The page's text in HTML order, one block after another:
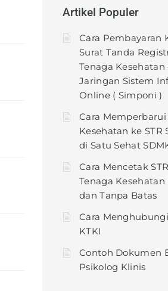
Artikel Populer
Cara Pembayaran
Surat Tanda
Tenaga Kesehatan
Jaringan Sistem
Online ( Simponi )
Cara Memperbarui
Kesehatan ke
di Satu Sehat
Cara Mencetak
Tenaga
dan Tanpa Batas
Cara
KTKI
Contoh Dokumen
Psikolog Klinis